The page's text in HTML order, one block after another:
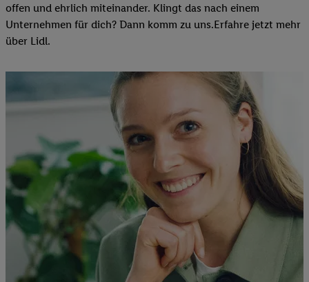
offen und ehrlich miteinander. Klingt das nach einem
Unternehmen für dich? Dann komm zu uns.​Erfahre jetzt mehr
über Lidl.